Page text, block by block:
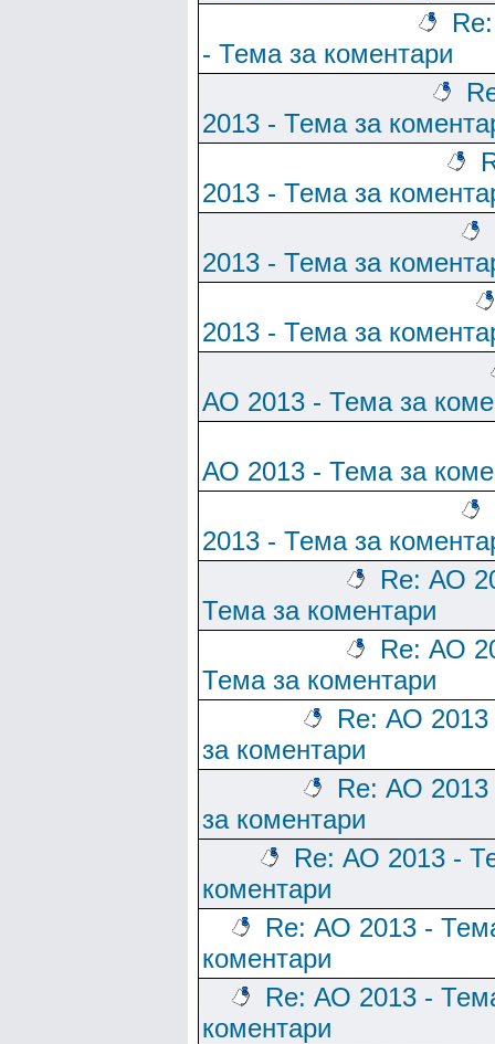
- Тема за коментари
2013 - Тема за
2013 - Тема за
2013 - Тема за
2013 - Тема за
АО 2013 - Тема за
АО 2013 - Тема за
2013 - Тема за
Re: АО
Тема за коментари
Re: АО
Тема за коментари
Re: АО
за коментари
Re: АО
за коментари
Re: АО 2013 -
коментари
Re: АО 2013 -
коментари
Re: АО 2013 -
коментари